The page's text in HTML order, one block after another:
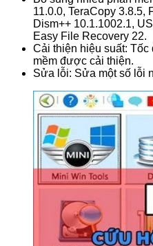
11.0.0, TeraCopy 3.8.5,
Dism++ 10.1.1002.1,
Easy File Recovery 22.
Cải thiện hiệu suất:
mềm được cải thiện.
Sửa lỗi: Sửa một số lỗi